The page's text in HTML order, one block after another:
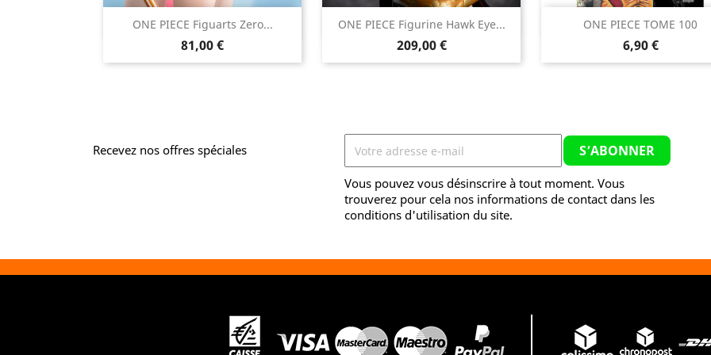
ONE PIECE Figuarts Zero...
Prix
81,00 €
Aperçu rapide ONE PIECE Figurine Hawk Eye...
Prix
209,00 €
Aperçu rapide ONE PIECE TOME 100
Prix
6,90 €
 Aperçu rapide
Recevez nos offres spéciales
Vous pouvez vous désinscrire à tout moment. Vous
trouverez pour cela nos informations de contact dans les
conditions d'utilisation du site.